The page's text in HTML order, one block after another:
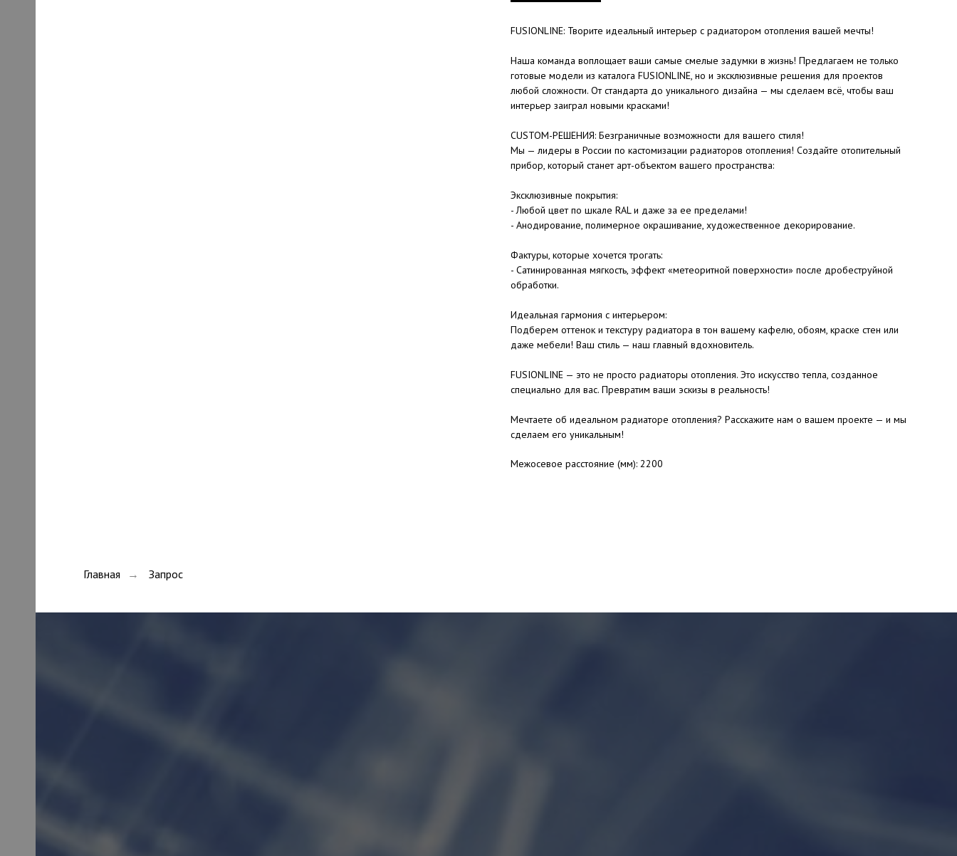
FUSIONLINE: Творите идеальный интерьер с радиатором отопления вашей мечты!
Наша команда воплощает ваши самые смелые задумки в жизнь! Предлагаем не только
готовые модели из каталога FUSIONLINE, но и эксклюзивные решения для проектов
любой сложности. От стандарта до уникального дизайна — мы сделаем всё, чтобы ваш
интерьер заиграл новыми красками!
CUSTOM-РЕШЕНИЯ: Безграничные возможности для вашего стиля!
Мы — лидеры в России по кастомизации радиаторов отопления! Создайте отопительный
прибор, который станет арт-объектом вашего пространства:
Эксклюзивные покрытия:
- Любой цвет по шкале RAL и даже за ее пределами!
- Анодирование, полимерное окрашивание, художественное декорирование.
Фактуры, которые хочется трогать:
- Сатинированная мягкость, эффект «метеоритной поверхности» после дробеструйной
обработки.
Идеальная гармония с интерьером:
Подберем оттенок и текстуру радиатора в тон вашему кафелю, обоям, краске стен или
даже мебели! Ваш стиль — наш главный вдохновитель.
FUSIONLINE — это не просто радиаторы отопления. Это искусство тепла, созданное
специально для вас. Превратим ваши эскизы в реальность!
Мечтаете об идеальном радиаторе отопления? Расскажите нам о вашем проекте — и мы
сделаем его уникальным!
Межосевое расстояние (мм): 2200
Главная → Запрос